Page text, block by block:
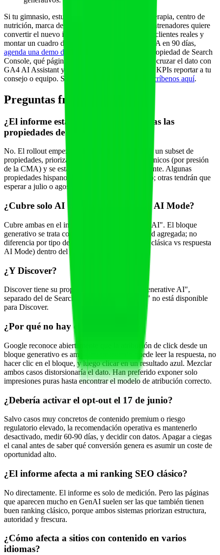
Si tu gimnasio, estudio boutique, clínica de fisioterapia, centro de
nutrición, marca de software fitness o app para entrenadores quiere
convertir el nuevo informe GenAI de Google en clientes reales y
montar un cuadro de mando completo del canal IA en 90 días,
agenda una demo de Fitai Labs
y revisamos tu propiedad de Search
Console, qué páginas refactorizar primero, cómo cruzar el dato con
GA4 AI Assistant y Bing AI Performance, y qué KPIs reportar a tu
consejo o equipo. Si prefieres por WhatsApp,
escríbenos aquí.
Preguntas frecuentes
¿El informe está ya disponible en todas las
propiedades de Search Console?
No. El rollout empezó el 3 de junio de 2026 con un subset de
propiedades, priorizando inicialmente sitios británicos (por presión
de la CMA) y se está extendiendo progresivamente. Algunas
propiedades hispanohablantes ya lo ven en junio; otras tendrán que
esperar a julio o agosto.
¿Cubre solo AI Overviews o también AI Mode?
Cubre ambas en el informe "Search Generative AI". El bloque
generativo se trata como una única funcionalidad agregada; no
diferencia por tipo de funcionalidad (Overview clásica vs respuesta
AI Mode) dentro del propio dataset.
¿Y Discover?
Discover tiene su propio informe "Discover Generative AI",
separado del de Search. La dimensión "device" no está disponible
para Discover.
¿Por qué no hay clicks ni CTR?
Google reconoce abiertamente que la atribución de click desde un
bloque generativo es ambigua: un usuario puede leer la respuesta, no
hacer clic en el bloque, y luego clicar en un resultado azul. Mezclar
ambos casos distorsionaría el dato. Han preferido exponer solo
impresiones puras hasta encontrar el modelo de atribución correcto.
¿Debería activar el opt-out el 17 de junio?
Salvo casos muy concretos de contenido premium o riesgo
regulatorio elevado, la recomendación operativa es mantenerlo
desactivado, medir 60-90 días, y decidir con datos. Apagar a ciegas
el canal antes de saber qué conversión genera es asumir un coste de
oportunidad alto.
¿El informe afecta a mi ranking SEO clásico?
No directamente. El informe es solo de medición. Pero las páginas
que aparecen mucho en GenAI suelen ser las que también tienen
buen ranking clásico, porque ambos sistemas priorizan estructura,
autoridad y frescura.
¿Cómo afecta a sitios con contenido en varios
idiomas?